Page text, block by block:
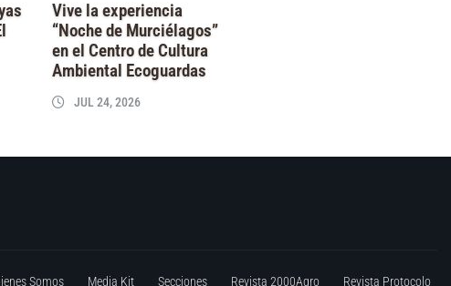
Vive la experiencia
“Noche de Murciélagos”
en el Centro de Cultura
Ambiental Ecoguardas
JUL 24, 2026
Somos Media Kit Secciones Revista 2000Agro Revista Protocolo